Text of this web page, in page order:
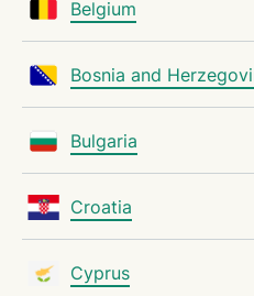
Belgium
Bosnia and
Bulgaria
Croatia
Cyprus